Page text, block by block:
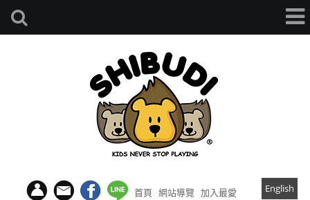
首頁 網站導覽 加入最愛 English